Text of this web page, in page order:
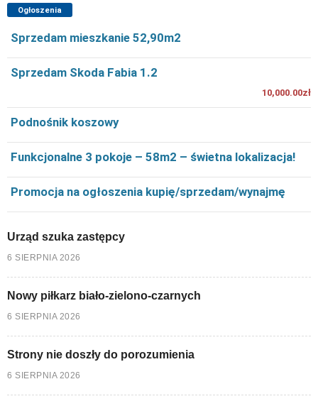
Ogłoszenia
Sprzedam mieszkanie 52,90m2
Sprzedam Skoda Fabia 1.2
10,000.00zł
Podnośnik koszowy
Funkcjonalne 3 pokoje – 58m2 – świetna lokalizacja!
Promocja na ogłoszenia kupię/sprzedam/wynajmę
Urząd szuka zastępcy
6 SIERPNIA 2026
Nowy piłkarz biało-zielono-czarnych
6 SIERPNIA 2026
Strony nie doszły do porozumienia
6 SIERPNIA 2026